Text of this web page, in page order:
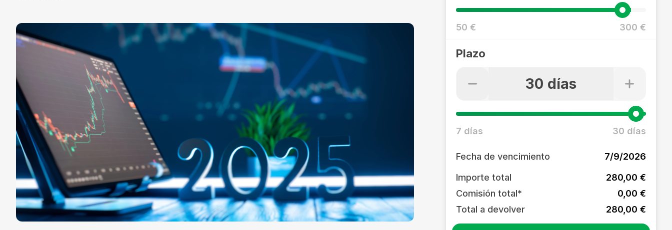
50 € 300 €
Plazo
30 días
7 días 30 días
Fecha de vencimiento
7/9/2026
Importe total
280,00 €
Comisión total*
0,00 €
Total a devolver
280,00 €